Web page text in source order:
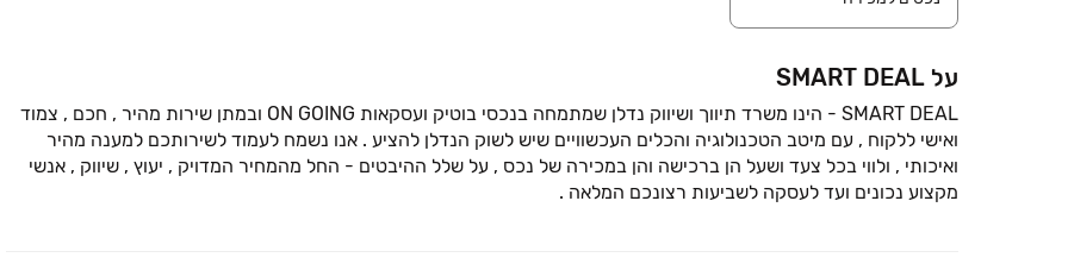
על SMART DEAL
SMART DEAL - הינו משרד תיווך ושיווק נדלן שמתמחה בנכסי בוטיק ועסקאות ON GOING ובמתן שירות מהיר , חכם , צמוד
ואישי ללקוח , עם מיטב הטכנולוגיה והכלים העכשוויים שיש לשוק הנדלן להציע . אנו נשמח לעמוד לשירותכם למענה מהיר
ואיכותי , ולווי בכל צעד ושעל הן ברכישה והן במכירה של נכס , על שלל ההיבטים - החל מהמחיר המדויק , יעוץ , שיווק , אנשי
מקצוע נכונים ועד לעסקה לשביעות רצונכם המלאה .